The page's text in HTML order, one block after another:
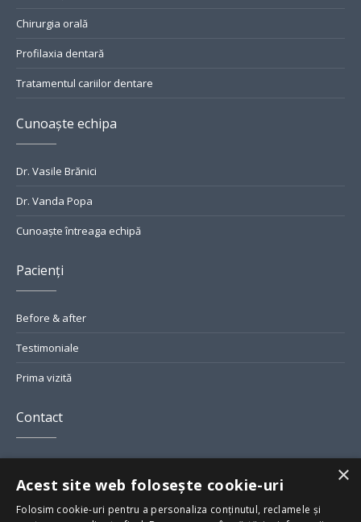
Chirurgia orală
Profilaxia dentară
Tratamentul cariilor dentare
Cunoaște echipa
Dr. Vasile Brănici
Dr. Vanda Popa
Cunoaște întreaga echipă
Pacienți
Before & after
Testimoniale
Prima vizită
Contact
smile@greendental.ro
×
Acest site web folosește cookie-uri
Folosim cookie-uri pentru a personaliza conținutul, reclamele și